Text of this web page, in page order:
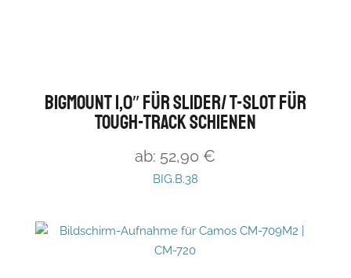
BIGmount 1,0″ für Slider/ T-Slot für
Tough-Track Schienen
ab: 52,90 €
BIG.B.38